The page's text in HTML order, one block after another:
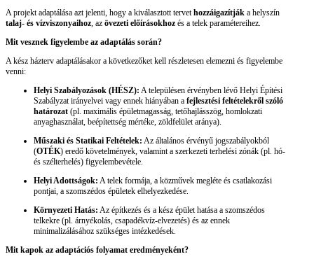
A projekt adaptálása azt jelenti, hogy a kiválasztott tervethozzáigazítják a helyszín
talaj- és vízviszonyaihoz, az övezeti előírásokhoz és a telek paramétereihez.
Mit vesznek figyelembe az adaptálás során?
A kész házterv adaptálásakor a következőket kell részletesen elemezni és figyelembe
venni:
Helyi Szabályozások (HÉSZ): A településen érvényben lévő Helyi Építési
Szabályzat irányelvei vagy ennek hiányában a fejlesztési feltételekről szóló
határozat (pl. maximális épületmagasság, tetőhajlásszög, homlokzati
anyaghasználat, beépítettség mértéke, zöldfelület aránya).
Műszaki és Statikai Feltételek: Az általános érvényű jogszabályokból
(OTÉK) eredő követelmények, valamint a szerkezeti terhelési zónák (pl. hó-
és szélterhelés) figyelembevétele.
Helyi Adottságok: A telek formája, a közművek megléte és csatlakozási
pontjai, a szomszédos épületek elhelyezkedése.
Környezeti Hatás: Az építkezés és a kész épület hatása a szomszédos
telkekre (pl. árnyékolás, csapadékvíz-elvezetés) és az ennek
minimalizálásához szükséges intézkedések.
Mit kapok az adaptációs folyamat eredményeként?